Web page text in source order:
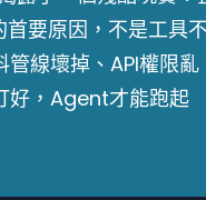
首要原因，不是工具
線壞掉、API權限亂
好，Agent才能跑起